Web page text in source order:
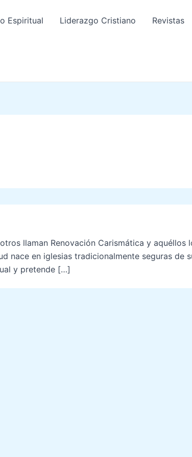
Espiritual Liderazgo Cristiano Revistas
llaman Renovación Carismática y aquéllos
nace en iglesias tradicionalmente seguras de
y pretende […]